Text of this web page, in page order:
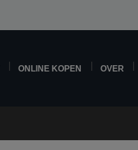
ONLINE KOPEN OVER